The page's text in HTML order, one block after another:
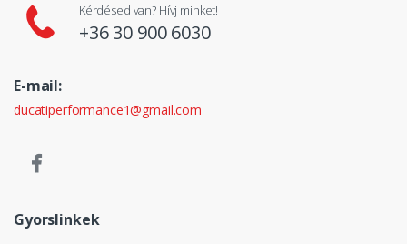
Kérdésed van? Hívj minket!
+36 30 900 6030
E-mail:
ducatiperformance1@gmail.com
Gyorslinkek